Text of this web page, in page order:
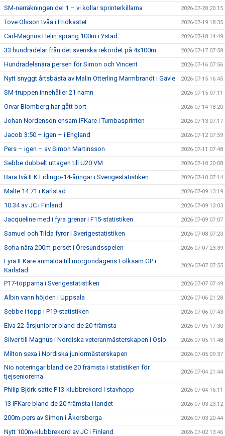
SM-nerräkningen del 1 – vi kollar sprinterkillarna 2026-07-20 20:15
Tove Olsson tvåa i Fridkastet 2026-07-19 18:35
Carl-Magnus Helin sprang 100m i Ystad 2026-07-18 14:49
33 hundradelar från det svenska rekordet på 4x100m 2026-07-17 07:58
Hundradelsnära persen för Simon och Vincent 2026-07-16 07:56
Nytt snyggt årtsbästa av Malin Otterling Marmbrandt i Gävle 2026-07-15 16:45
SM-truppen innehåller 21 namn 2026-07-15 07:11
Orvar Blomberg har gått bort 2026-07-14 18:20
Johan Nordenson ensam IFKare i Tumbasprinten 2026-07-13 07:17
Jacob 3:50 – igen – i England 2026-07-12 07:59
Pers – igen – av Simon Martinsson 2026-07-11 07:48
Sebbe dubbelt uttagen till U20 VM 2026-07-10 20:08
Bara två IFK Lidingö-14-åringar i Sverigestatistiken 2026-07-10 07:14
Malte 14.71 i Karlstad 2026-07-09 13:19
10.34 av JC i Finland 2026-07-09 13:03
Jacqueline med i fyra grenar i F15-statistiken 2026-07-09 07:07
Samuel och Tilda fyror i Sverigestatistiken 2026-07-08 07:23
Sofia nära 200m-perset i Öresundsspelen 2026-07-07 23:39
Fyra IFKare anmälda till morgondagens Folksam GP i
Karlstad
2026-07-07 07:55
P17-topparna i Sverigestatistiken 2026-07-07 07:49
Albin vann höjden i Uppsala 2026-07-06 21:28
Sebbe i topp i P19-statistiken 2026-07-06 07:43
Elva 22-årsjuniorer bland de 20 främsta 2026-07-05 17:30
Silver till Magnus i Nordiska veteranmästerskapen i Oslo 2026-07-05 11:48
Milton sexa i Nordiska juniormästerskapen 2026-07-05 09:37
Nio noteringar bland de 20 främsta i statistiken för
tjejseniorerna
2026-07-04 21:44
Philip Björk satte P13-klubbrekord i stavhopp 2026-07-04 16:11
13 IFKare bland de 20 främsta i landet 2026-07-03 23:12
200m-pers av Simon i Åkersberga 2026-07-03 20:44
Nytt 100m-klubbrekord av JC i Finland 2026-07-02 13:46